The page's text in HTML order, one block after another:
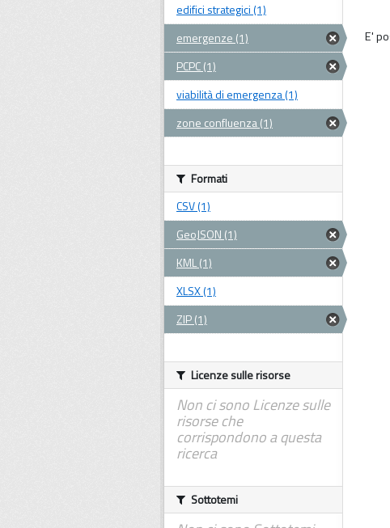
E'
edifici strategici (1)
emergenze (1)
PCPC (1)
viabilità di emergenza (1)
zone confluenza (1)
Formati
CSV (1)
GeoJSON (1)
KML (1)
XLSX (1)
ZIP (1)
Licenze sulle risorse
Non ci sono Licenze sulle
risorse che
corrispondono a questa
ricerca
Sottotemi